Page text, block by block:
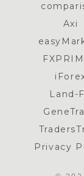
Axi
Land-
Privacy